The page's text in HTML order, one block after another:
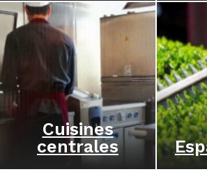
Cuisines
centrales